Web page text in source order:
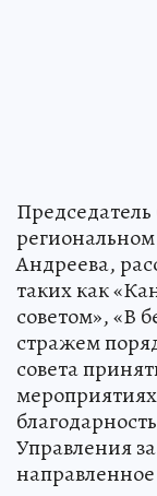
Андреева,
таких как
советом», «В
стражем
совета
Управления